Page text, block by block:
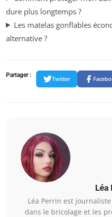
dure plus longtemps ?
Les matelas gonflables
alternative ?
Partager :
Twitter
Léa
Léa Perrin est
dans le bricolage et les